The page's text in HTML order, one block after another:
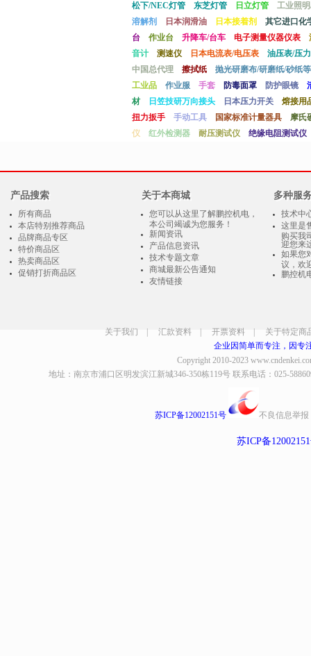
松下/NEC灯管
东芝灯管 日立灯管
工业照
溶解剂
日本润滑油 日本接着剂
其它进口化
台
作业台 升降车/台车 电子测量仪器仪表
音计
测速仪 日本电流表/电压表
油压表/压
中国总代理
擦拭纸
抛光研磨布/研磨纸/砂纸等
工业品
作业服 手套 防毒面罩 防护眼镜
材
日笠技研万向接头 日本压力开关
熔接用
扭力扳手
手动工具 国家标准计量器具
摩氏
仪
红外检测器 耐压测试仪 绝缘电阻测试仪
产品搜索
所有商品
本店特别推荐商品
品牌商品专区
特价商品区
热卖商品区
促销打折商品区
关于本商城
您可以从这里了解鹏控机电，
本公司竭诚为您服务！
新闻资讯
产品信息资讯
技术专题文章
商城最新公告通知
友情链接
多种服
技术中
这里是
购买我
迎您来
如果您
议，欢
鹏控机
关于我们 汇款资料 开票资料
关于特定商
企业因简单而专注，因专
Copyright 2010-2023
地址：南京市浦口区明发滨江新城346-350栋119号 联系电话：025-
苏ICP备12002151号 不良信息举报
苏ICP备